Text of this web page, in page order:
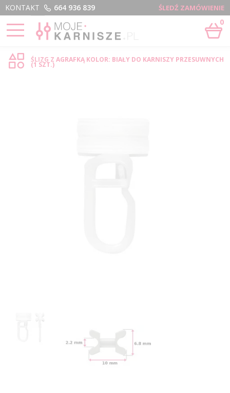
Menu
KONTAKT ŚLEDŹ ZAMÓWIENIE
664 936 839
0
STRONA GŁÓWNA › ŚLIZG Z AGRAFKĄ - SKLEP INTERNETOWY
ŚLIZG Z AGRAFKĄ KOLOR: BIAŁY DO KARNISZY PRZESUWNYCH
(1 SZT.)